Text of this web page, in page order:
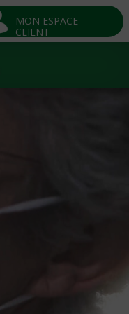
MON ESPACE
CLIENT